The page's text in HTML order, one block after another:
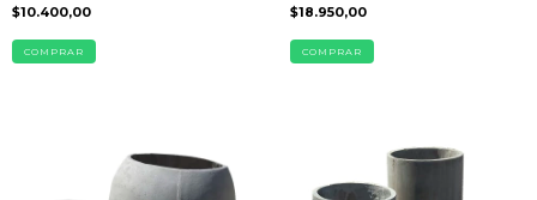
$10.400,00
COMPRAR
$18.950,00
COMPRAR